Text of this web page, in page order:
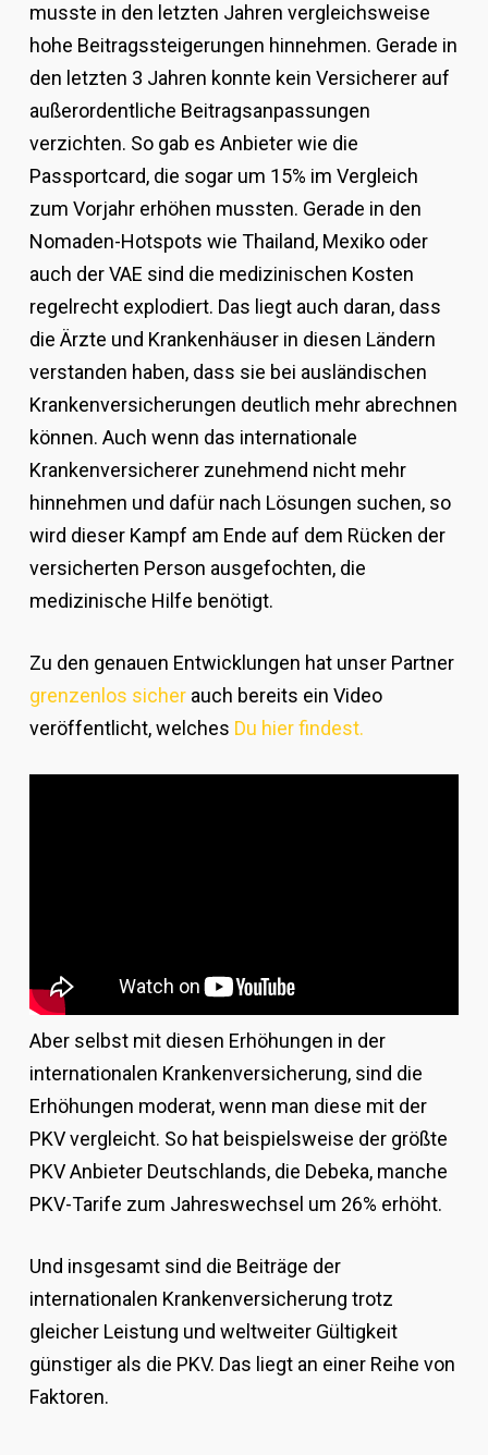
musste in den letzten Jahren vergleichsweise
hohe Beitragssteigerungen hinnehmen. Gerade in
den letzten 3 Jahren konnte kein Versicherer auf
außerordentliche Beitragsanpassungen
verzichten. So gab es Anbieter wie die
Passportcard, die sogar um 15% im Vergleich
zum Vorjahr erhöhen mussten. Gerade in den
Nomaden-Hotspots wie Thailand, Mexiko oder
auch der VAE sind die medizinischen Kosten
regelrecht explodiert. Das liegt auch daran, dass
die Ärzte und Krankenhäuser in diesen Ländern
verstanden haben, dass sie bei ausländischen
Krankenversicherungen deutlich mehr abrechnen
können. Auch wenn das internationale
Krankenversicherer zunehmend nicht mehr
hinnehmen und dafür nach Lösungen suchen, so
wird dieser Kampf am Ende auf dem Rücken der
versicherten Person ausgefochten, die
medizinische Hilfe benötigt.
Zu den genauen Entwicklungen hat unser Partner
grenzenlos sicherauch bereits ein Video
veröffentlicht, welches Du hier findest.
Aber selbst mit diesen Erhöhungen in der
internationalen Krankenversicherung, sind die
Erhöhungen moderat, wenn man diese mit der
PKV vergleicht. So hat beispielsweise der größte
PKV Anbieter Deutschlands, die Debeka, manche
PKV-Tarife zum Jahreswechsel um 26% erhöht.
Und insgesamt sind die Beiträge der
internationalen Krankenversicherung trotz
gleicher Leistung und weltweiter Gültigkeit
günstiger als die PKV. Das liegt an einer Reihe von
Faktoren.